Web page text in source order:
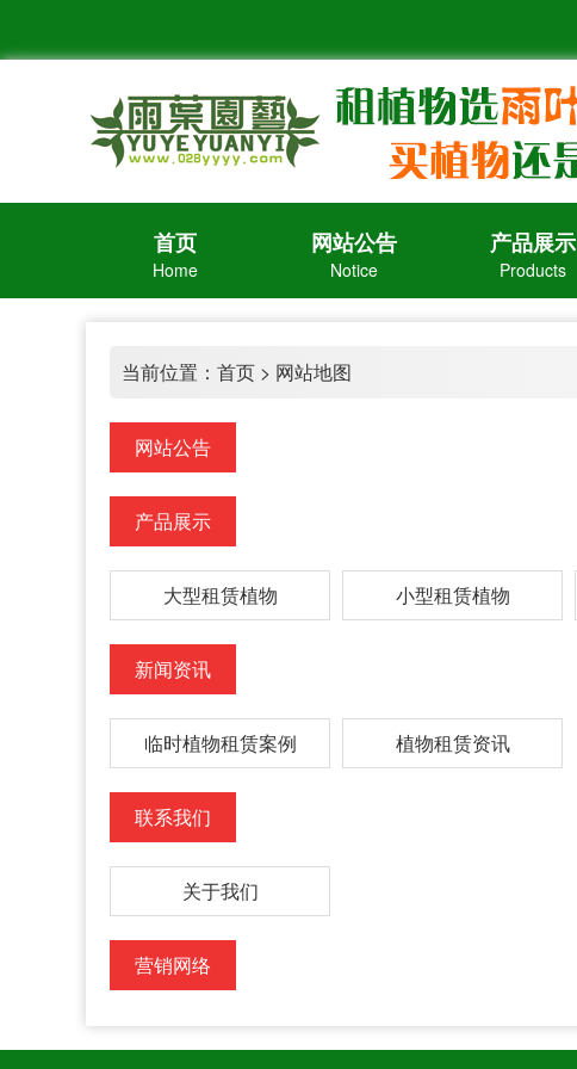
首页
Home
网站公告
Notice
产品展示
Products
当前位置： 首页 > 网站地图
网站公告
产品展示
大型租赁植物 小型租赁植物
新闻资讯
临时植物租赁案例 植物租赁资讯
联系我们
关于我们
营销网络